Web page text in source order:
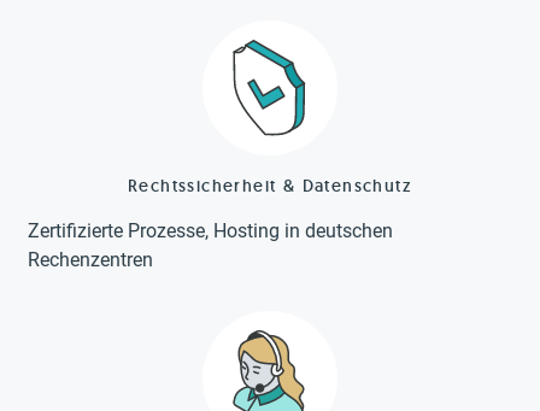
Rechtssicherheit & Datenschutz
Zertifizierte Prozesse, Hosting in deutschen
Rechenzentren